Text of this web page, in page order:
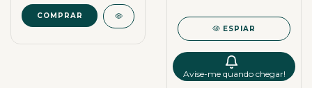
COMPRAR
ESPIAR
Avise-me quando chegar!